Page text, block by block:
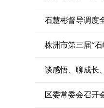
石慧彬督导调度
株洲市第三届“
谈感悟、聊成长
区委常委会召开